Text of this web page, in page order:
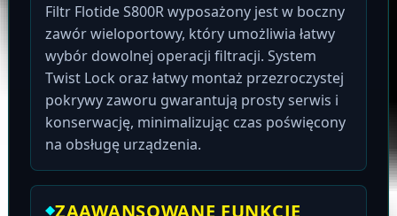
Filtr Flotide S800R wyposażony jest w boczny
zawór wieloportowy, który umożliwia łatwy
wybór dowolnej operacji filtracji. System
Twist Lock oraz łatwy montaż przezroczystej
pokrywy zaworu gwarantują prosty serwis i
konserwację, minimalizując czas poświęcony
na obsługę urządzenia.
ZAAWANSOWANE FUNKCJE